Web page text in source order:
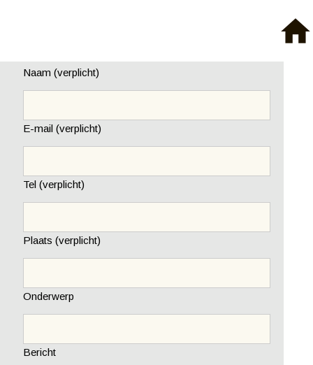
home
Naam (verplicht)
E-mail (verplicht)
Tel (verplicht)
Plaats (verplicht)
Onderwerp
Bericht